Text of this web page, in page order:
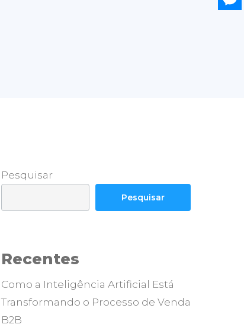
Pesquisar
Pesquisar
Recentes
Como a Inteligência Artificial Está
Transformando o Processo de Venda
B2B